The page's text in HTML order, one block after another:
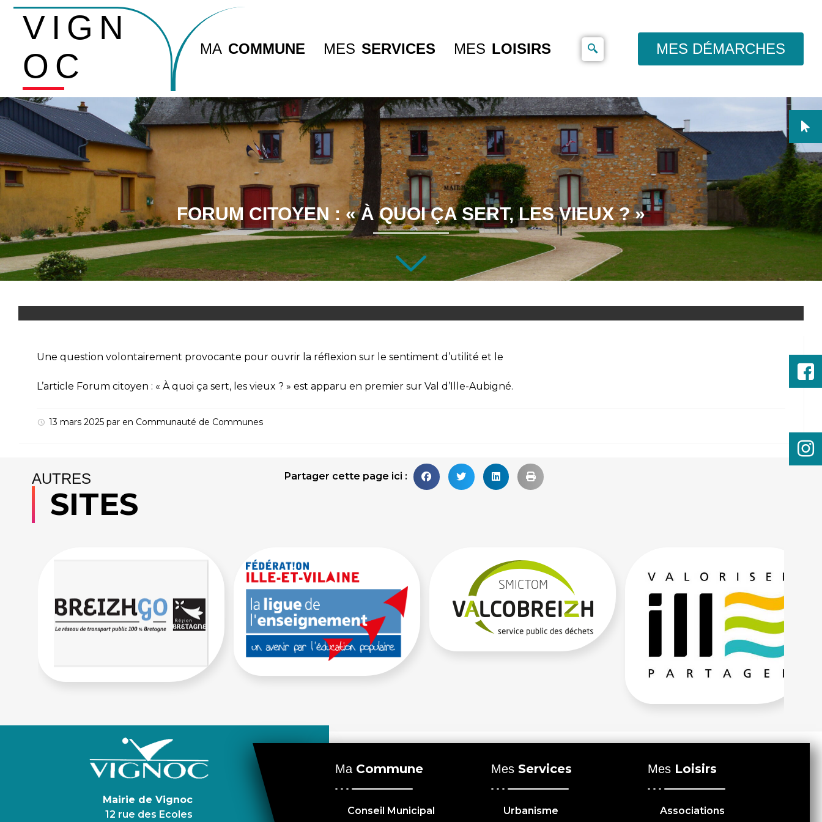
VIGN
OC
MA COMMUNE MES SERVICES MES LOISIRS MES DÉMARCHES
FORUM CITOYEN : « À QUOI ÇA SERT, LES VIEUX ? »
Une question volontairement provocante pour ouvrir la réflexion sur le sentiment d’utilité et le
L’article Forum citoyen : « À quoi ça sert, les vieux ? » est apparu en premier sur Val d’Ille-Aubigné.
13 mars 2025 par en Communauté de Communes
Partager cette page ici :
AUTRES
SITES
Mairie de Vignoc
12 rue des Ecoles
Ma Commune
Conseil Municipal
MesServices
Urbanisme
Mes Loisirs
Associations